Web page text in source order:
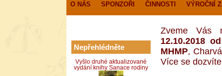
O NÁS SPONZOŘI ČINNOSTI VÝROČNÍ
Nepřehlédněte
Vyšlo druhé aktualizované
vydání knihy Sanace rodiny
Zveme Vás
12.10.2018
MHMP,
Více se